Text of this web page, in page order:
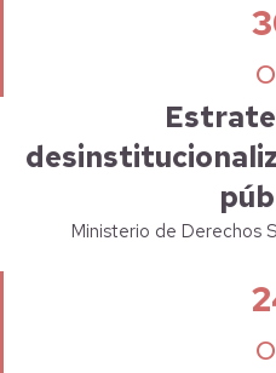
Ministerio de Derechos